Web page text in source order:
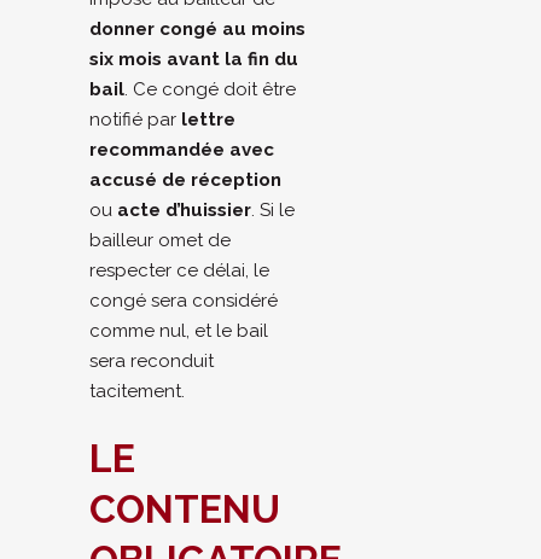
donner congé au moins
six mois avant la fin du
bail. Ce congé doit être
notifié par lettre
recommandée avec
accusé de réception
ou acte d’huissier. Si le
bailleur omet de
respecter ce délai, le
congé sera considéré
comme nul, et le bail
sera reconduit
tacitement.
LE
CONTENU